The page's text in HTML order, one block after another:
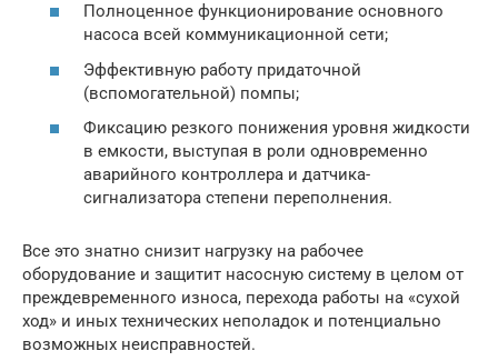
Полноценное функционирование основного
насоса всей коммуникационной сети;
Эффективную работу придаточной
(вспомогательной) помпы;
Фиксацию резкого понижения уровня жидкости
в емкости, выступая в роли одновременно
аварийного контроллера и датчика-
сигнализатора степени переполнения.
Все это знатно снизит нагрузку на рабочее
оборудование и защитит насосную систему в целом от
преждевременного износа, перехода работы на «сухой
ход» и иных технических неполадок и потенциально
возможных неисправностей.